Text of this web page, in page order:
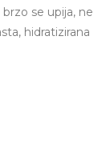
se upija, ne
hidratizirana